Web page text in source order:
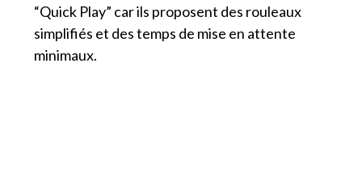
“Quick Play” car ils proposent des rouleaux
simplifiés et des temps de mise en attente
minimaux.